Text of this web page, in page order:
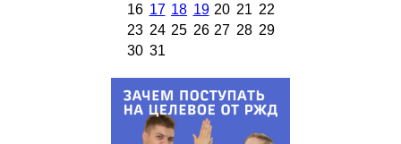
16 17 18 19 20 21 22
23 24 25 26 27 28 29
30 31